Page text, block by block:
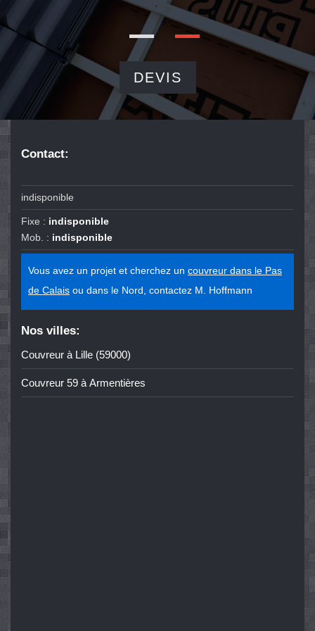
DEVIS
Contact:
indisponible
Fixe : indisponible
Mob. : indisponible
Vous avez un projet et cherchez un couvreur dans le Pas
de Calais ou dans le Nord, contactez M. Hoffmann
Nos villes:
Couvreur à Lille (59000)
Couvreur 59 à Armentières